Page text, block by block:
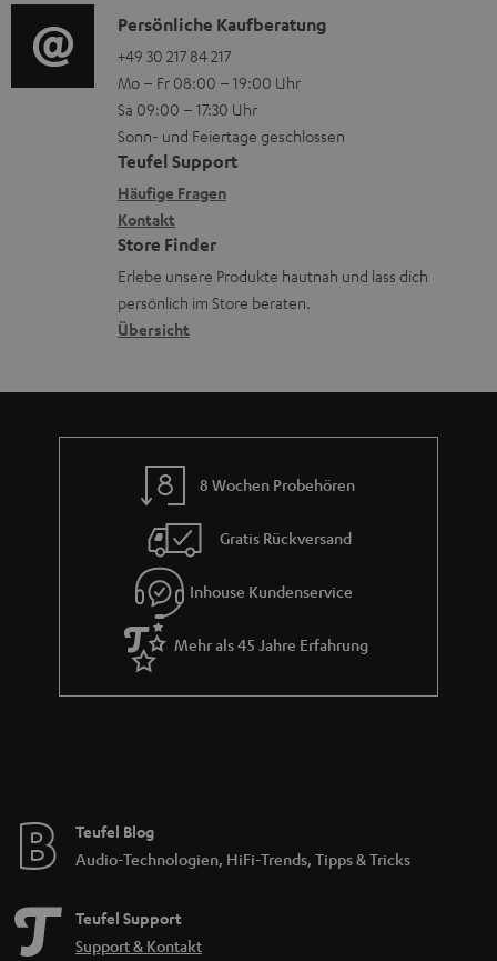
u
n
t
e
r
l
a
d
e
n
t
i
o
n
e
n
z
u
r
G
r
a
i
o
-
L
e
x
i
k
o
n
K
o
n
t
a
k
t
d
a
t
n
Persönliche Kaufberatung
+49 30 217 84 217
Mo – Fr 08:00 – 19:00 Uhr
Sa 09:00 – 17:30 Uhr
Sonn- und Feiertage geschlossen
Teufel Support
Häufige Fragen
Kontakt
Store Finder
Erlebe unsere Produkte hautnah und lass dich
persönlich im Store beraten.
Übersicht
8 Wochen Probehören
Gratis Rückversand
Inhouse Kundenservice
Mehr als 45 Jahre Erfahrung
Teufel Blog
Audio-Technologien, HiFi-Trends, Tipps & Tricks
Teufel Support
Support & Kontakt